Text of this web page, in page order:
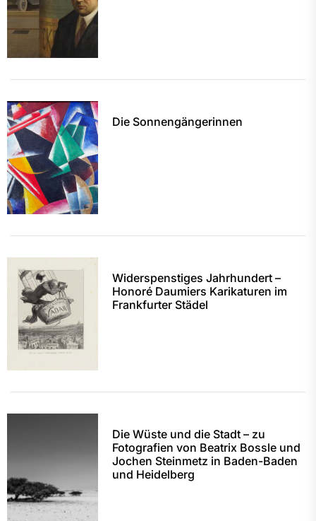
Die Sonnengängerinnen
Widerspenstiges Jahrhundert –
Honoré Daumiers Karikaturen im
Frankfurter Städel
Die Wüste und die Stadt – zu
Fotografien von Beatrix Bossle und
Jochen Steinmetz in Baden-Baden
und Heidelberg